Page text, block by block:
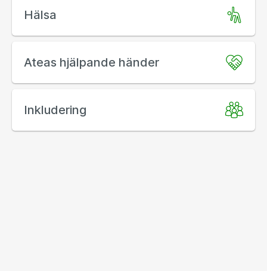
Hälsa
Ateas hjälpande händer
Inkludering